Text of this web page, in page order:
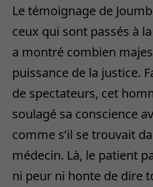
Le témoignage de
ceux qui sont passés à
a montré combien
puissance de la justice.
de spectateurs, cet
soulagé sa conscience
comme s’il se trouvait
médecin. Là, le patient
ni peur ni honte de dire